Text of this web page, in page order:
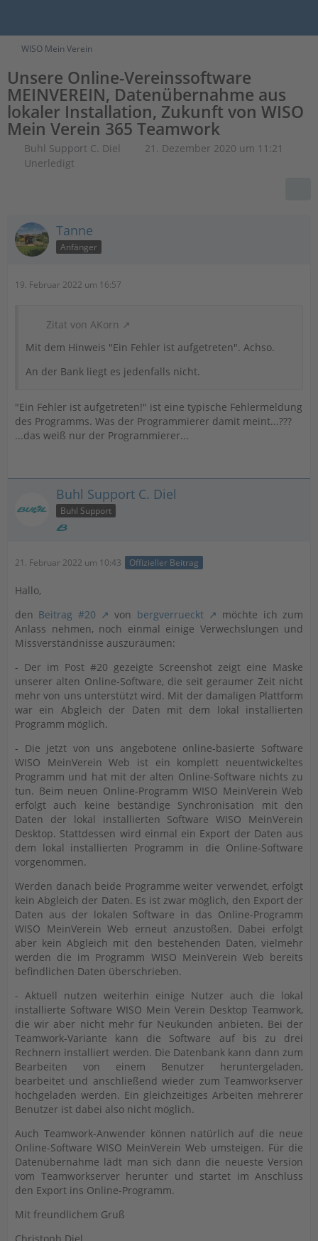
WISO Mein Verein
Unsere Online-Vereinssoftware
MEINVEREIN, Datenübernahme aus
lokaler Installation, Zukunft von WISO
Mein Verein 365 Teamwork
Buhl Support C. Diel
21. Dezember 2020 um 11:21
Unerledigt
Tanne
Anfänger
19. Februar 2022 um 16:57
Zitat von AKorn
Mit dem Hinweis "Ein Fehler ist aufgetreten". Achso.
An der Bank liegt es jedenfalls nicht.
"Ein Fehler ist aufgetreten!" ist eine typische Fehlermeldung
des Programms. Was der Programmierer damit meint...???
...das weiß nur der Programmierer...
Buhl Support C. Diel
Buhl Support
21. Februar 2022 um 10:43 Offizieller Beitrag
Hallo,
den Beitrag #20 von bergverrueckt
möchte ich zum
Anlass nehmen, noch einmal einige Verwechslungen und
Missverständnisse auszuräumen:
- Der im Post #20 gezeigte Screenshot zeigt eine Maske
unserer alten Online-Software, die seit geraumer Zeit nicht
mehr von uns unterstützt wird. Mit der damaligen Plattform
war ein Abgleich der Daten mit dem lokal installierten
Programm möglich.
- Die jetzt von uns angebotene online-basierte Software
WISO MeinVerein Web ist ein komplett neuentwickeltes
Programm und hat mit der alten Online-Software nichts zu
tun. Beim neuen Online-Programm WISO MeinVerein Web
erfolgt auch keine beständige Synchronisation mit den
Daten der lokal installierten Software WISO MeinVerein
Desktop. Stattdessen wird einmal ein Export der Daten aus
dem lokal installierten Programm in die Online-Software
vorgenommen.
Werden danach beide Programme weiter verwendet, erfolgt
kein Abgleich der Daten. Es ist zwar möglich, den Export der
Daten aus der lokalen Software in das Online-Programm
WISO MeinVerein Web erneut anzustoßen. Dabei erfolgt
aber kein Abgleich mit den bestehenden Daten, vielmehr
werden die im Programm WISO MeinVerein Web bereits
befindlichen Daten überschrieben.
- Aktuell nutzen weiterhin einige Nutzer auch die lokal
installierte Software WISO Mein Verein Desktop Teamwork,
die wir aber nicht mehr für Neukunden anbieten. Bei der
Teamwork-Variante kann die Software auf bis zu drei
Rechnern installiert werden. Die Datenbank kann dann zum
Bearbeiten von einem Benutzer heruntergeladen,
bearbeitet und anschließend wieder zum Teamworkserver
hochgeladen werden. Ein gleichzeitiges Arbeiten mehrerer
Benutzer ist dabei also nicht möglich.
Auch Teamwork-Anwender können natürlich auf die neue
Online-Software WISO MeinVerein Web umsteigen. Für die
Datenübernahme lädt man sich dann die neueste Version
vom Teamworkserver herunter und startet im Anschluss
den Export ins Online-Programm.
Mit freundlichem Gruß